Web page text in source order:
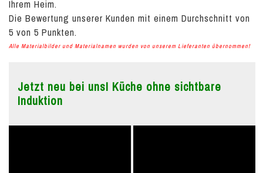
Ihrem Heim.
Die Bewertung unserer Kunden mit einem Durchschnitt von
5 von 5 Punkten.
Alle Materialbilder und Materialnamen wurden von unserem Lieferanten übernommen!
Jetzt neu bei uns! Küche ohne sichtbare
Induktion